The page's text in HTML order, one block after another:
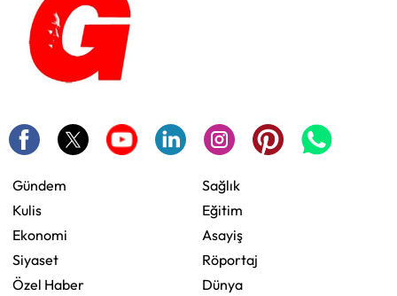
Gündem
Kulis
Ekonomi
Siyaset
Özel Haber
Sağlık
Eğitim
Asayiş
Röportaj
Dünya